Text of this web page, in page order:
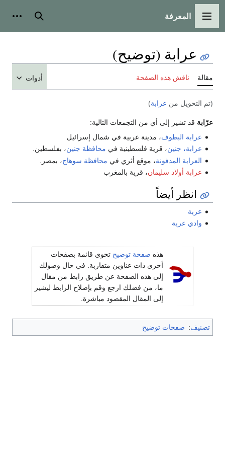
القائمة الرئيسية
المعرفة بحث
عرابة (توضيح)
مقالة ناقش هذه الصفحة أدوات
(تم التحويل من عرابة)
عرّابة قد تشير إلى أي من التجمعات التالية:
عرابة البطوف، مدينة عربية في شمال إسرائيل
عرابة، جنين، قرية فلسطينية في محافظة جنين، بفلسطين.
العرابة المدفونة، موقع أثري في محافظة سوهاج، بمصر.
عرابة أولاد سليمان، قرية بالمغرب
انظر أيضاً
عربة
وادي عربة
هذه صفحة توضيح تحوي قائمة بصفحات
أخرى ذات عناوين متقاربة. في حال وصولك
إلى هذه الصفحة عن طريق رابط من مقال
ما، من فضلك ارجع وقم بإصلاح الرابط ليشير
إلى المقال المقصود مباشرة.
تصنيف: صفحات توضيح